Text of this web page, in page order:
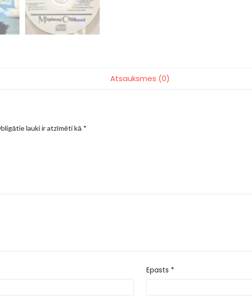
Atsauksmes (0)
lauki ir atzīmēti kā *
Epasts *